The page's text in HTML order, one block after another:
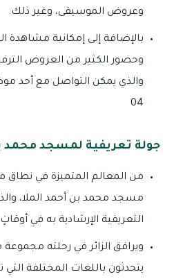
وعروض الموسيقى، وغير ذلك.
بالإضافة إلى إمكانية مشاهدة
وحضور الكثير من العروض
04
جولة تعريفية لمسجد محمد
من المعالم المتميزة في نطاق
مسجد محمد بن أحمد الملا،
التعريفية الإرشادية به في
ويرافق الزائر في رحلته مجموعة
يتحدثون باللغات المختلفة